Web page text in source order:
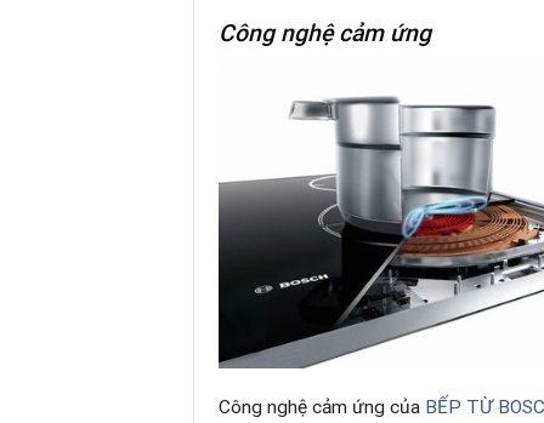
Công nghệ cảm ứng
Công nghệ cảm ứng của BẾP TỪ